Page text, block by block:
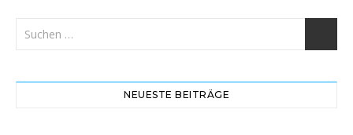
NEUESTE BEITRÄGE